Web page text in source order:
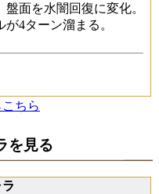
盤面を水闇回復に変化。
4ターン溜まる。
ちら
を見る